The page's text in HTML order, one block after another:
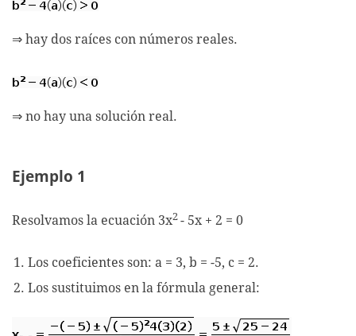
⇒ hay dos raíces con números reales.
⇒ no hay una solución real.
Ejemplo 1
Resolvamos la ecuación 3x2 - 5x + 2 = 0
Los coeficientes son: a = 3, b = -5, c = 2.
Los sustituimos en la fórmula general: